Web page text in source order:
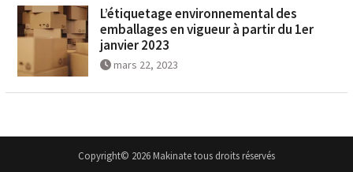
L’étiquetage environnemental des
emballages en vigueur à partir du 1er
janvier 2023
mars 22, 2023
Copyright© 2026 Makinate tous droits réservés